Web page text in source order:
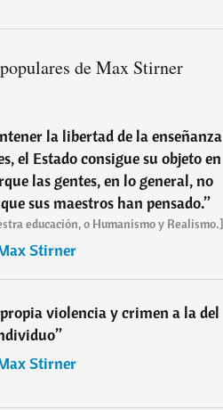
de Max Stirner
la libertad de la enseñanza
el Estado consigue su objeto en
las gentes, en lo general, no
sus maestros han pensado.”
educación, o Humanismo y Realismo.]
Stirner
violencia y crimen a la del
”
Stirner